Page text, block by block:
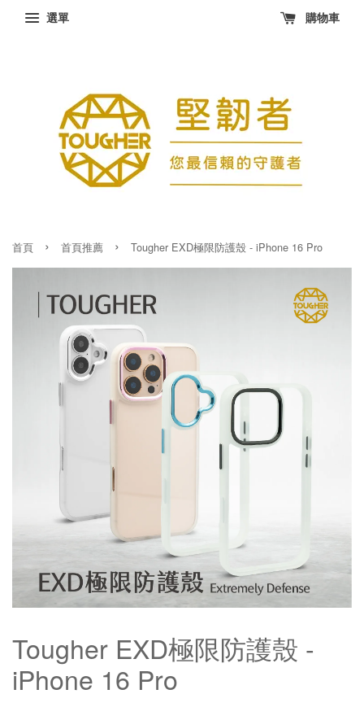
選單 購物車
首頁 › 首頁推薦 › Tougher EXD極限防護殼 - iPhone 16 Pro
Tougher EXD極限防護殼 -
iPhone 16 Pro